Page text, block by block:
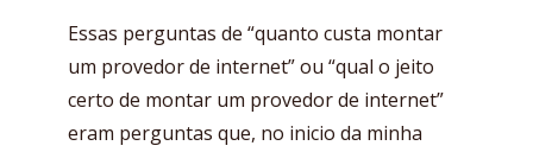
Essas perguntas de “quanto custa montar
um provedor de internet” ou “qual o jeito
certo de montar um provedor de internet”
eram perguntas que, no inicio da minha